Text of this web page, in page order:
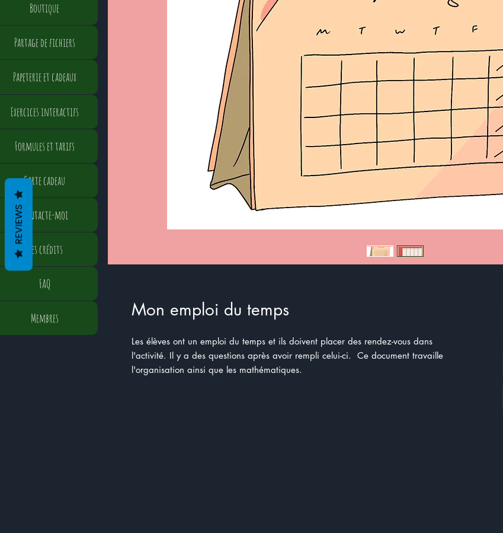
Mon emploi du temps
Les élèves ont un emploi du temps et ils doivent placer des rendez-vous dans
l'activité. Il y a des questions après avoir rempli celui-ci. Ce document travaille
l'organisation ainsi que les mathématiques.
Boutique
Partage de fichiers
Papeterie et cadeaux
Exercices interactifs
Formules et tarifs
Carte cadeau
Contacte-moi
Mes crédits
FAQ
Membres
REVIEWS